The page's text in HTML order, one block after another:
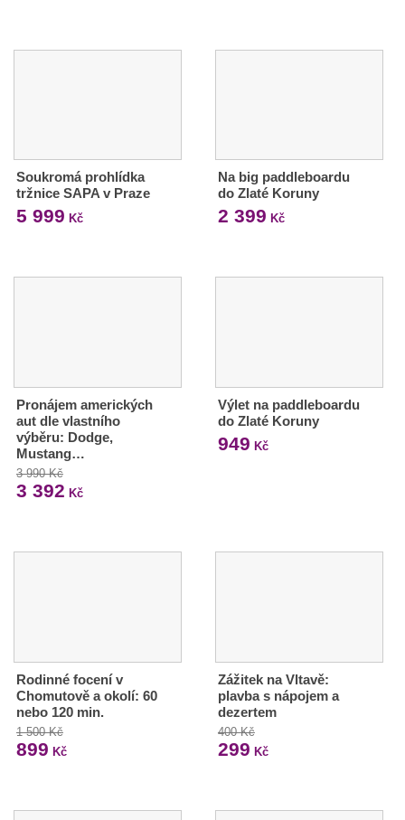
Soukromá prohlídka
tržnice SAPA v Praze
5 999 Kč
Na big paddleboardu
do Zlaté Koruny
2 399 Kč
Pronájem amerických
aut dle vlastního
výběru: Dodge,
Mustang…
3 990 Kč
3 392 Kč
Výlet na paddleboardu
do Zlaté Koruny
949 Kč
Rodinné focení v
Chomutově a okolí: 60
nebo 120 min.
1 500 Kč
899 Kč
Zážitek na Vltavě:
plavba s nápojem a
dezertem
400 Kč
299 Kč